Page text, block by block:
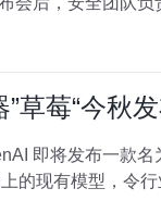
草莓“今秋
即将发布一款
的现有模型，令